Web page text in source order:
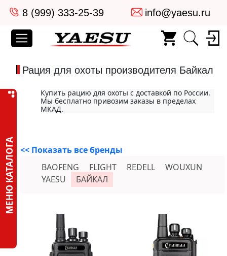
8 (999) 333-25-39 info@yaesu.ru
Рация для охоты производителя Байкал
МЕНЮ КАТАЛОГА
Купить рацию для охоты с доставкой по России.
Мы бесплатно привозим заказы в пределах
МКАД.
<< Показать все бренды
BAOFENG
FLIGHT REDELL
WOUXUN
YAESU
БАЙКАЛ